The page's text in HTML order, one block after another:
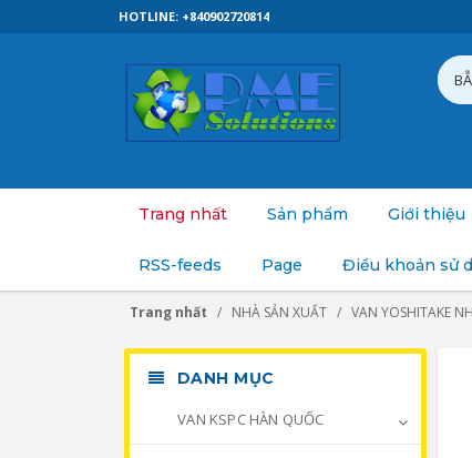
HOTLINE: +840902720814
Trang nhất Sản phẩm Giới thiệu
RSS-feeds Page Điều khoản sử
Trang nhất NHÀ SẢN XUẤT VAN YOSHITAKE
DANH MỤC
VAN KSPC HÀN QUỐC